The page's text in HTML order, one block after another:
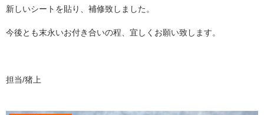
新しいシートを貼り、補修致しました。
今後とも末永いお付き合いの程、宜しくお願い致します。
担当/猪上